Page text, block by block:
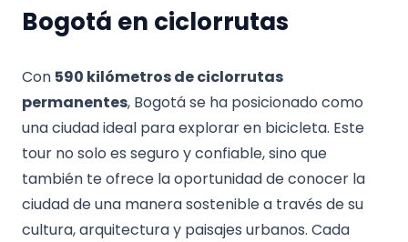
Bogotá en ciclorrutas
Con 590 kilómetros de ciclorrutas
permanentes, Bogotá se ha posicionado como
una ciudad ideal para explorar en bicicleta. Este
tour no solo es seguro y confiable, sino que
también te ofrece la oportunidad de conocer la
ciudad de una manera sostenible a través de su
cultura, arquitectura y paisajes urbanos. Cada